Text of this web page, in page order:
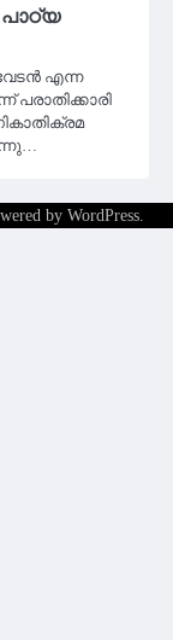
പാഠ്യ
എന്ന
പരാതിക്കാരി
by WordPress.